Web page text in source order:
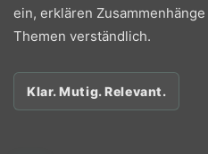
ein, erklären
Themen verständlich.
Klar. Mutig. Relevant.